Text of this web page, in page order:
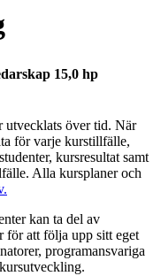
15,0 hp
utvecklats över tid. När
för varje kurstillfälle,
kursresultat samt
Alla kursplaner och
.
kan ta del av
för att följa upp sitt eget
programansvariga